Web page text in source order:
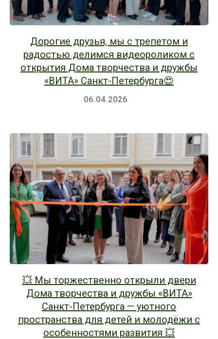
Дорогие друзья, мы с трепетом и
радостью делимся видеороликом с
открытия Дома творчества и дружбы
«ВИТА» Санкт-Петербурга😍
06.04.2026
💥 Мы торжественно открыли двери
Дома творчества и дружбы «ВИТА»
Санкт-Петербурга — уютного
пространства для детей и молодёжи с
особенностями развития 💥